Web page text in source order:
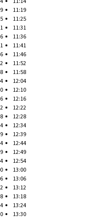
11:19
11:25
11:31
11:36
11:41
11:46
11:52
11:58
12:04
12:10
12:16
12:22
12:28
12:34
12:39
12:44
12:49
12:54
13:00
13:06
13:12
13:18
13:24
13:30